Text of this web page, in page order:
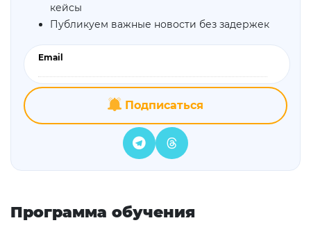
кейсы
Публикуем важные новости без задержек
Email
Подписаться
Программа обучения